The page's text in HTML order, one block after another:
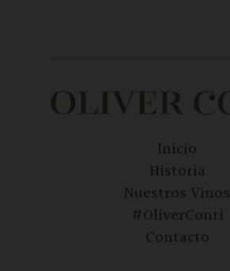
Inicio
Historia
Nuestros Vinos
#OliverConti
Contacto